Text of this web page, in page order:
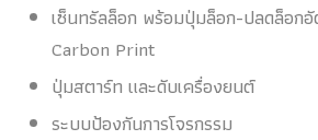
เซ็นทรัลล็อก พร้อมปุ่มล็อก-ปลดล็อก
Carbon Print
ปุ่มสตาร์ท และดับเครื่องยนต์
ระบบป้องกันการโจรกรรม